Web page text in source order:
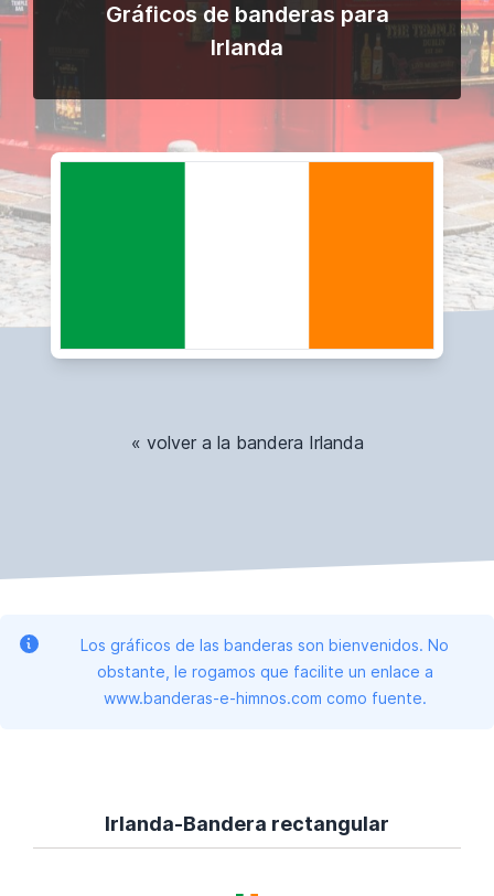
Gráficos de banderas para
Irlanda
« volver a la bandera Irlanda
Los gráficos de las banderas son bienvenidos. No
obstante, le rogamos que facilite un enlace a
www.banderas-e-himnos.com como fuente.
Irlanda-Bandera rectangular